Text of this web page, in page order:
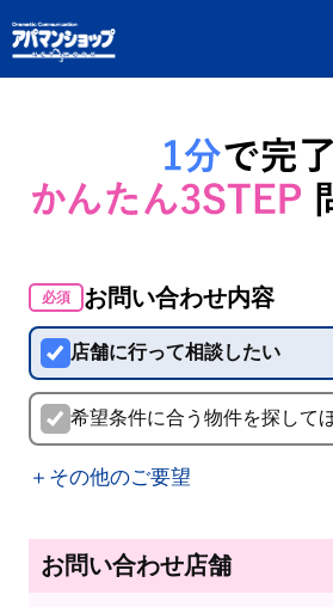
必須 お問い合わせ内容
店舗に行って相談したい
希望条件に合う物件を探して
＋その他のご要望
お問い合わせ店舗